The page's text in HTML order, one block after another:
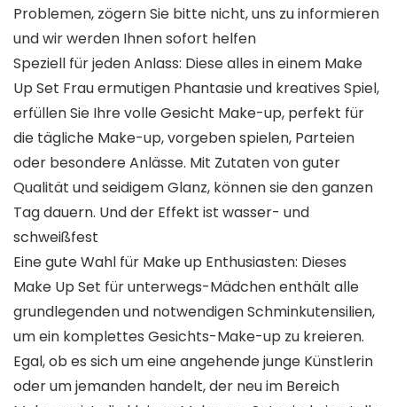
Problemen, zögern Sie bitte nicht, uns zu informieren
und wir werden Ihnen sofort helfen
Speziell für jeden Anlass: Diese alles in einem Make
Up Set Frau ermutigen Phantasie und kreatives Spiel,
erfüllen Sie Ihre volle Gesicht Make-up, perfekt für
die tägliche Make-up, vorgeben spielen, Parteien
oder besondere Anlässe. Mit Zutaten von guter
Qualität und seidigem Glanz, können sie den ganzen
Tag dauern. Und der Effekt ist wasser- und
schweißfest
Eine gute Wahl für Make up Enthusiasten: Dieses
Make Up Set für unterwegs-Mädchen enthält alle
grundlegenden und notwendigen Schminkutensilien,
um ein komplettes Gesichts-Make-up zu kreieren.
Egal, ob es sich um eine angehende junge Künstlerin
oder um jemanden handelt, der neu im Bereich